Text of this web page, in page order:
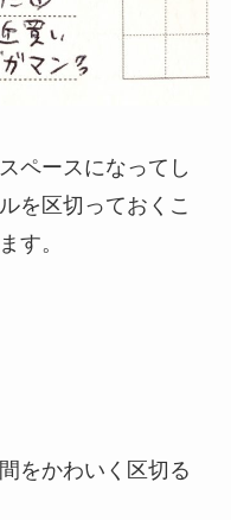
ペースになってし
を区切っておくこ
す。
をかわいく区切る